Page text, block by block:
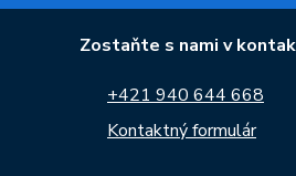
Zostaňte s nami v
+421 940 644 668
Kontaktný formulár